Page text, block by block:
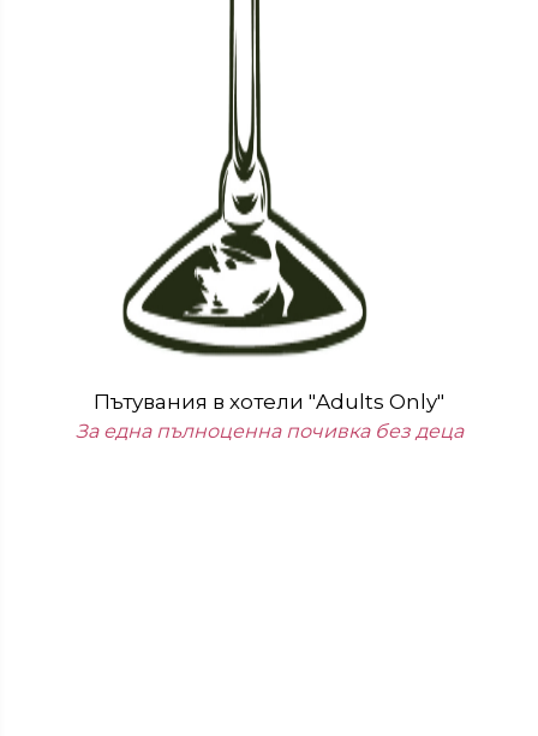
Пътувания в хотели "Adults Only"
За една пълноценна почивка без деца